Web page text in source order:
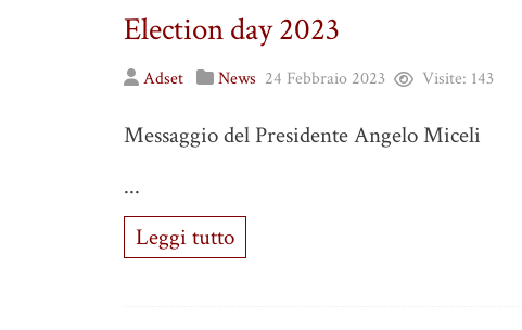
Election day 2023
Adset News 24 Febbraio 2023 Visite: 143
Messaggio del Presidente Angelo Miceli
...
Leggi tutto